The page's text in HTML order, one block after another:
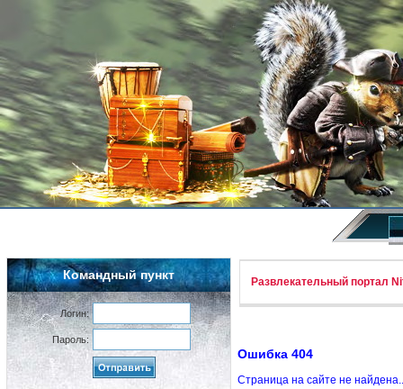
Командный пункт
Логин:
Пароль:
Развлекательный портал
Ошибка 404
Страница на сайте не